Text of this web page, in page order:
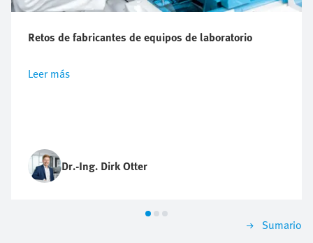
Retos de fabricantes de equipos de laboratorio
Leer más
Dr.-Ing. Dirk Otter
Sumario